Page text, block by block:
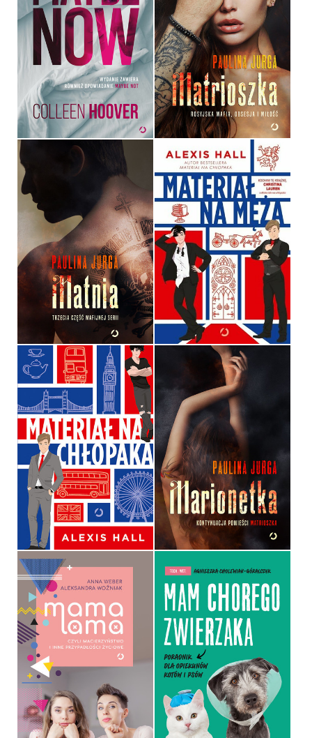
MAYBE NOW
COLLEEN HOOVER
OPRAWA MIĘKKA ZE SKRZYDEŁKAMI
39,90 ZŁ
MATRIOSZKA
PAULINA JURGA
OPRAWA MIĘKKA ZE SKRZYDEŁKAMI
39,99 ZŁ
MATNIA
PAULINA JURGA
OPRAWA MIĘKKA
39,99 ZŁ
MATERIAŁ NA MĘŻA
ALEXIS HALL
OPRAWA MIĘKKA
49,99 ZŁ
MATERIAŁ NA CHŁOPAKA
ALEXIS HALL
OPRAWA MIĘKKA
44,99 ZŁ
MARIONETKA
PAULINA JURGA
OPRAWA MIĘKKA
39,99 ZŁ
MAMA LAMA, CZYLI
MACIERZYŃSTWO I INNE
PRZYPADŁOŚCI ŻYCIOWE
ANNA WEBER, ALEKSANDRA
WOŹNIAK
OPRAWA MIĘKKA ZE SKRZYDEŁKAMI
44,90 ZŁ
MAM CHOREGO
ZWIERZAKA
AGNIESZKA CHOLEWIAK-
GÓRALCZYK
OPRAWA MIĘKKA
49,99 ZŁ